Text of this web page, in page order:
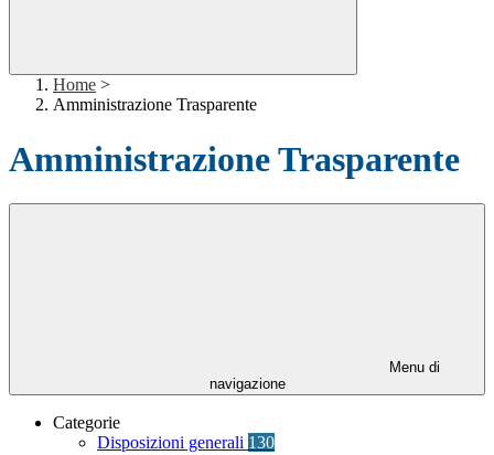
Home >
Amministrazione Trasparente
Amministrazione Trasparente
Menu di
navigazione
Categorie
Disposizioni generali 130